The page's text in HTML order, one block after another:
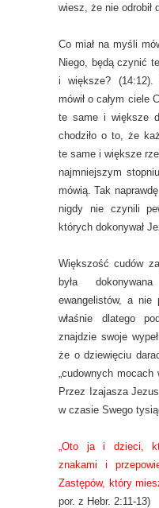
wiesz, że nie odrobił
Co miał na myśli
Niego, będą czynić
i większe?
mówił o całym ciele
te same i większe
chodziło o to, że
te same i większe
najmniejszym
mówią. Tak
nigdy nie czynili
których dokonywał
Większość cudów
była
ewangelistów, a nie
właśnie dlatego
znajdzie swoje
że o dziewięciu
„cudownych mocach
Przez Izajasza
w czasie Swego
„Oto ja i dzieci,
znakami i
Zastępów, który
por. z Hebr. 2:11-13)